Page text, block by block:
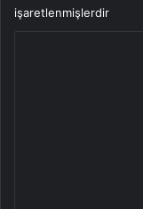
işaretlenmişlerdir